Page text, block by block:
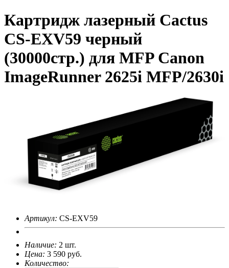
Картридж лазерный Cactus
CS-EXV59 черный
(30000стр.) для MFP Canon
ImageRunner 2625i MFP/2630i
Артикул: CS-EXV59
Наличие: 2 шт.
Цена: 3 590 руб.
Количество: